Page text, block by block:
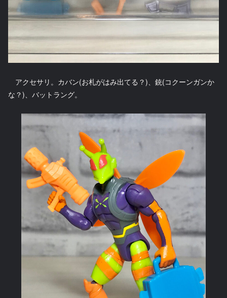
アクセサリ。カバン(お札がはみ出てる？)、銃(コクーンガンか
な？)、バットラング。